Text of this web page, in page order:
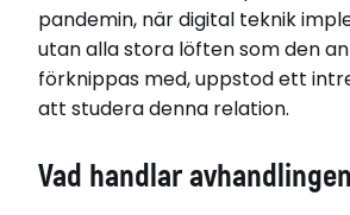
Sara Mörtsell.
Sara Mörtsell
Bor i Stockholm
Född 1982
Disputerade 2024-06-14
pandemin, när digital teknik
utan alla stora löften som den
förknippas med, uppstod ett
att studera denna relation.
Vad handlar